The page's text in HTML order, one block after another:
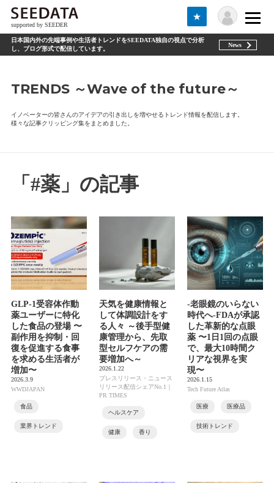
supported by SEEDER
★
日本国内外の先端事例や生活者トレンドをSEEDATA独自の視点で分析
し、ブログ形式で配信しています。
News
TRENDS ～Wave of the future～
イノベーターの皆さんのアイデアの引き出しを増やせるトレンド情報を配信します。
様々な記事クリッピング集をまとめました。
「#薬」の記事
GLP-1受容体作動
薬ユーザーに特化
した食品の登場 〜
副作用を抑制・回
復を促進する食事
を求める生活者が
増加〜
2026.3.9
WWDJAPAN
食品
業界トレンド
天気を健康情報と
して体調設計をす
る人々 ～後手型健
康管理から、先取
型セルフケアの需
要増加へ～
2026.1.22
プレスリリース・ニュース
リリース配信シェアNo.1｜
PR TIMES
ヘルスケア
健康 香り
-老眼鏡のいらない
時代へ-FDAが承認
した革新的な点眼
薬 〜1日1回の点眼
で、最大10時間ク
リアな視界を実
現〜
2026.1.15
Tech Future Atlas
医療 医療品
技術トレンド